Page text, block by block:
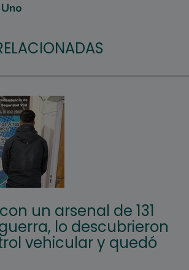
un arsenal de 131
lo descubrieron
vehicular y quedó